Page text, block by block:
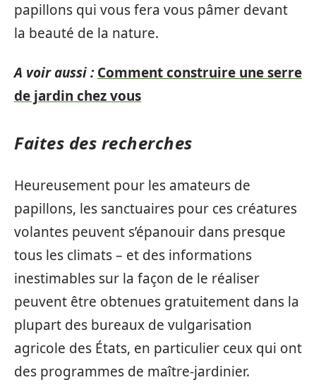
papillons qui vous fera vous pâmer devant
la beauté de la nature.
A voir aussi : Comment construire une serre
de jardin chez vous
Faites des recherches
Heureusement pour les amateurs de
papillons, les sanctuaires pour ces créatures
volantes peuvent s’épanouir dans presque
tous les climats – et des informations
inestimables sur la façon de le réaliser
peuvent être obtenues gratuitement dans la
plupart des bureaux de vulgarisation
agricole des États, en particulier ceux qui ont
des programmes de maître-jardinier.